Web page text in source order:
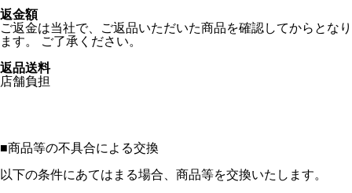
返金額
ご返金は当社で、ご返品いただいた商品を確認してからとなり
ます。 ご了承ください。
返品送料
店舗負担
■商品等の不具合による交換
以下の条件にあてはまる場合、商品等を交換いたします。